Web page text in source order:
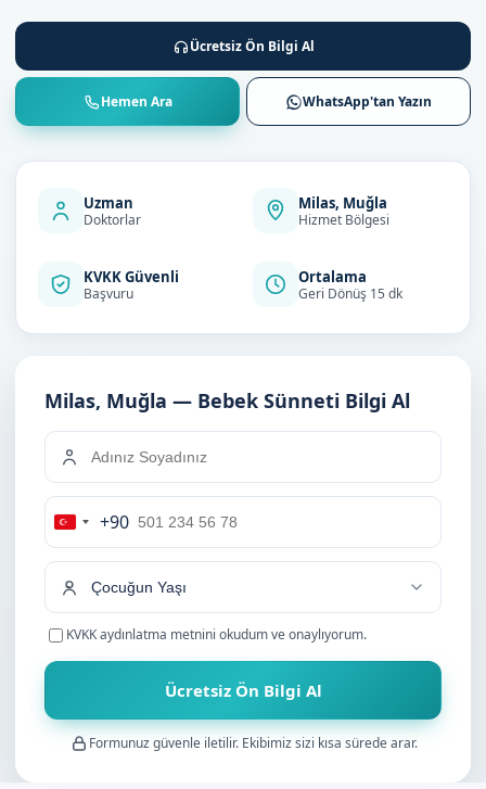
Ücretsiz Ön Bilgi Al
Hemen Ara WhatsApp'tan Yazın
Uzman
Doktorlar
Milas, Muğla
Hizmet Bölgesi
KVKK Güvenli
Başvuru
Ortalama
Geri Dönüş 15 dk
Milas, Muğla — Bebek Sünneti Bilgi Al
Turkey
+90
+90
KVKK aydınlatma metnini okudum ve onaylıyorum.
Ücretsiz Ön Bilgi Al
Formunuz güvenle iletilir. Ekibimiz sizi kısa sürede arar.